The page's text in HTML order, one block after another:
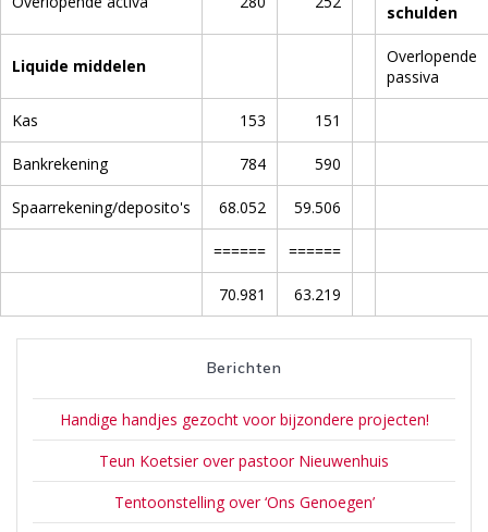
schulden
Liquide middelen
Overlopende
passiva
Kas 153 151
Bankrekening 784 590
Spaarrekening/deposito's 68.052 59.506
====== ======
70.981 63.219
Berichten
Handige handjes gezocht voor bijzondere projecten!
Teun Koetsier over pastoor Nieuwenhuis
Tentoonstelling over ‘Ons Genoegen’